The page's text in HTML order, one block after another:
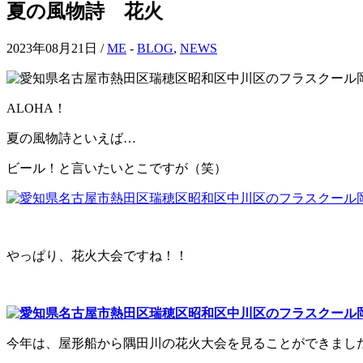
夏の風物詩 花火
2023年08月21日 /ME - BLOG, NEWS
ALOHA！
夏の風物詩といえば…
ビール！と言いたいとこですが（笑）
やっぱり、花火大会ですね！！
今年は、屋形船から隅田川の花火大会を見ることができまし